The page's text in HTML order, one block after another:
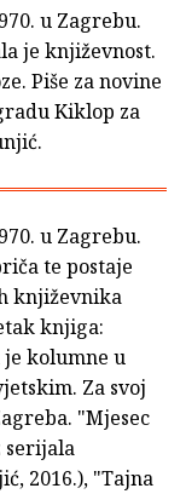
u Zagrebu.
je književnost.
Piše za novine
Kiklop za
u Zagrebu.
te postaje
književnika
knjiga:
je kolumne u
Za svoj
"Mjesec
serijala
2016.), "Tajna